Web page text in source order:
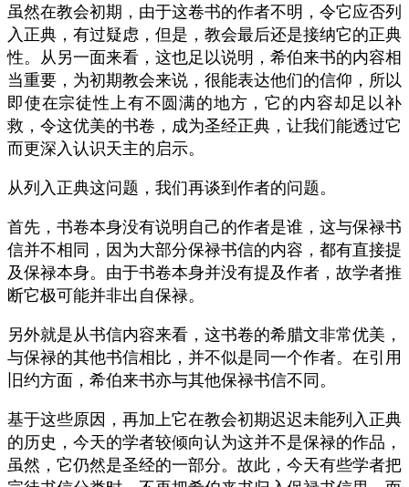
虽然在教会初期，由于这卷书的作者不明，令它应否列
入正典，有过疑虑，但是，教会最后还是接纳它的正典
性。从另一面来看，这也足以说明，希伯来书的内容相
当重要，为初期教会来说，很能表达他们的信仰，所以
即使在宗徒性上有不圆满的地方，它的内容却足以补
救，令这优美的书卷，成为圣经正典，让我们能透过它
而更深入认识天主的启示。
从列入正典这问题，我们再谈到作者的问题。
首先，书卷本身没有说明自己的作者是谁，这与保禄书
信并不相同，因为大部分保禄书信的内容，都有直接提
及保禄本身。由于书卷本身并没有提及作者，故学者推
断它极可能并非出自保禄。
另外就是从书信内容来看，这书卷的希腊文非常优美，
与保禄的其他书信相比，并不似是同一个作者。在引用
旧约方面，希伯来书亦与其他保禄书信不同。
基于这些原因，再加上它在教会初期迟迟未能列入正典
的历史，今天的学者较倾向认为这并不是保禄的作品，
虽然，它仍然是圣经的一部分。故此，今天有些学者把